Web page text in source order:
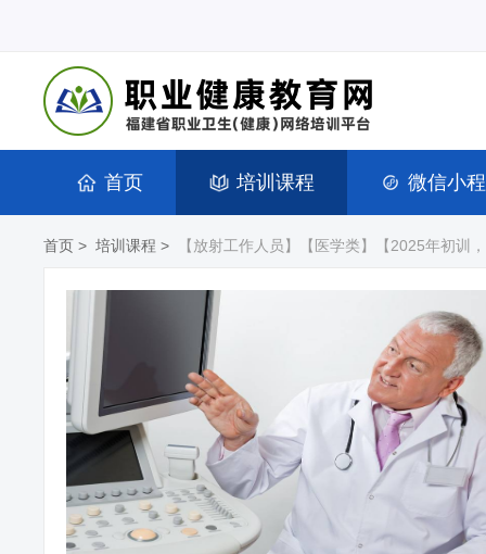
首页 培训课程 微信小
首页 > 培训课程 > 【放射工作人员】【医学类】【2025年初训